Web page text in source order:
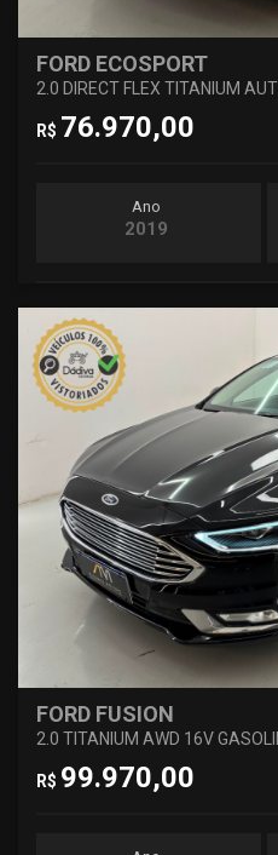
FORD ECOSPORT
2.0 DIRECT FLEX TITANIUM
R$ 76.970,00
Ano
2019
FORD FUSION
2.0 TITANIUM AWD 16V
R$ 99.970,00